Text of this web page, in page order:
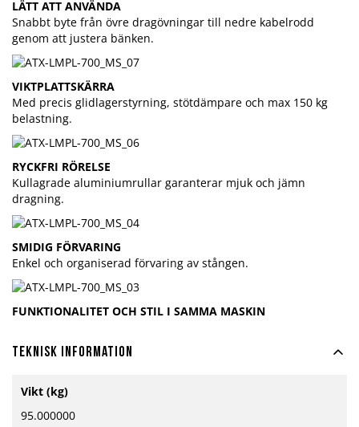
LÄTT ATT ANVÄNDA
Snabbt byte från övre dragövningar till nedre kabelrodd
genom att justera bänken.
VIKTPLATTSKÄRRA
Med precis glidlagerstyrning, stötdämpare och max 150 kg
belastning.
RYCKFRI RÖRELSE
Kullagrade aluminiumrullar garanterar mjuk och jämn
dragning.
SMIDIG FÖRVARING
Enkel och organiserad förvaring av stången.
FUNKTIONALITET OCH STIL I SAMMA MASKIN
Teknisk information
information
Vikt (kg)
95.000000